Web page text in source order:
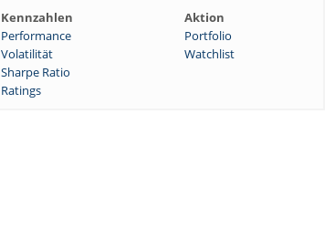
Kennzahlen
Aktion
Performance
Portfolio
Volatilität
Watchlist
Sharpe Ratio
Ratings